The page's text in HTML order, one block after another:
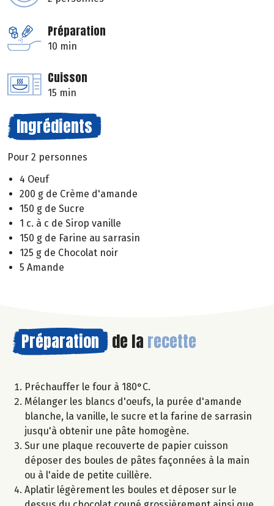
Préparation
10 min
Cuisson
15 min
Ingrédients
Pour 2 personnes
4 Oeuf
200 g de Crème d'amande
150 g de Sucre
1 c. à c de Sirop vanille
150 g de Farine au sarrasin
125 g de Chocolat noir
5 Amande
Préparation de la recette
Préchauffer le four à 180°C.
Mélanger les blancs d'oeufs, la purée d'amande
blanche, la vanille, le sucre et la farine de sarrasin
jusqu'à obtenir une pâte homogène.
Sur une plaque recouverte de papier cuisson
déposer des boules de pâtes façonnées à la main
ou à l'aide de petite cuillère.
Aplatir légèrement les boules et déposer sur le